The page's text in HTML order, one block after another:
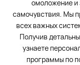
омоложение и
самочувствия. Мы
всех важных
Получив
узнаете
программы по